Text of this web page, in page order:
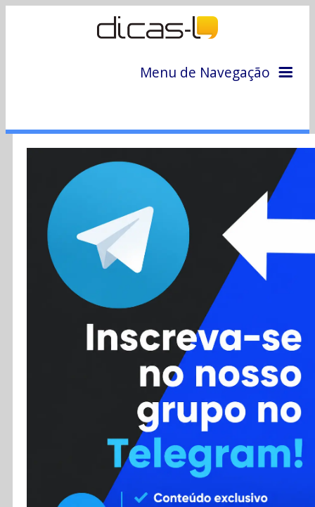
Menu de Navegação
Colunas
Colaboradores
Cursos
Enviar Dica